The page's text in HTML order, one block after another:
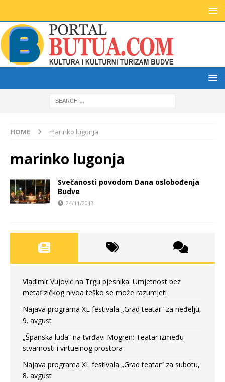
HOME marinko lugonja
marinko lugonja
Svečanosti povodom Dana oslobođenja
Budve
24/11/2013
Vladimir Vujović na Trgu pjesnika: Umjetnost bez
metafizičkog nivoa teško se može razumjeti
Najava programa XL festivala „Grad teatar“ za neđelju,
9. avgust
„Španska luda“ na tvrđavi Mogren: Teatar između
stvarnosti i virtuelnog prostora
Najava programa XL festivala „Grad teatar“ za subotu,
8. avgust